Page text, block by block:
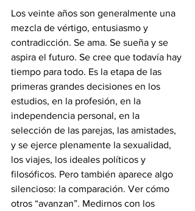
Los veinte años son generalmente una
mezcla de vértigo, entusiasmo y
contradicción. Se ama. Se sueña y se
aspira el futuro. Se cree que todavía hay
tiempo para todo. Es la etapa de las
primeras grandes decisiones en los
estudios, en la profesión, en la
independencia personal, en la
selección de las parejas, las amistades,
y se ejerce plenamente la sexualidad,
los viajes, los ideales políticos y
filosóficos. Pero también aparece algo
silencioso: la comparación. Ver cómo
otros “avanzan”. Medirnos con los